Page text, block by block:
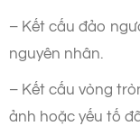
– Kết cấu đảo
nguyên nhân.
– Kết cấu vòng
ảnh hoặc yếu tố